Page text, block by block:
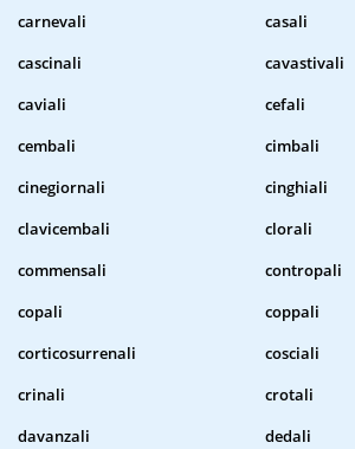
carnevali
casali
cascinali
cavastivali
caviali
cefali
cembali
cimbali
cinegiornali
cinghiali
clavicembali
clorali
commensali
contropali
copali
coppali
corticosurrenali
cosciali
crinali
crotali
davanzali
dedali